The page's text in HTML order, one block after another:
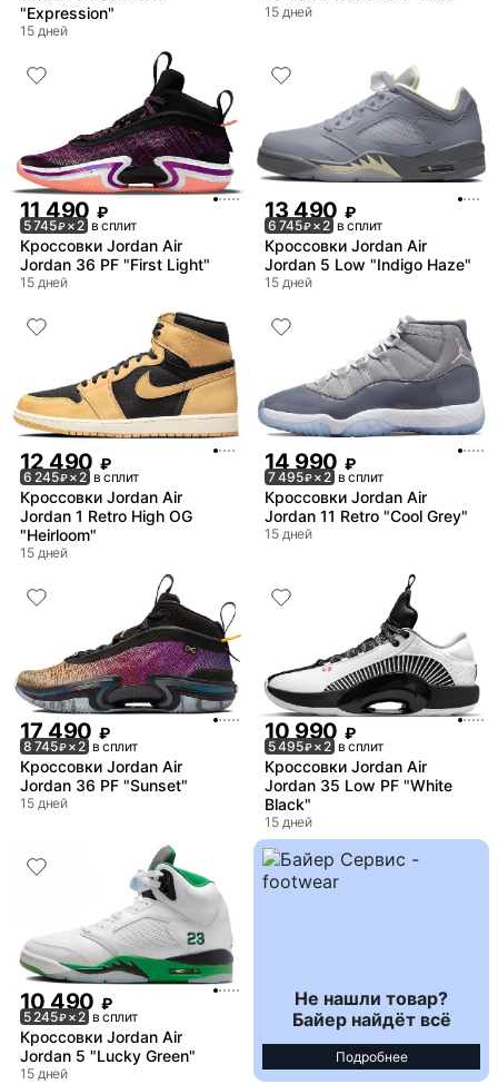
"Expression"
15 дней
15 дней
11 490 ₽
5 745₽× 2 в сплит
Кроссовки Jordan Air
Jordan 36 PF "First Light"
15 дней
13 490 ₽
6 745₽× 2 в сплит
Кроссовки Jordan Air
Jordan 5 Low "Indigo Haze"
15 дней
12 490 ₽
6 245₽× 2 в сплит
Кроссовки Jordan Air
Jordan 1 Retro High OG
"Heirloom"
15 дней
14 990 ₽
7 495₽× 2 в сплит
Кроссовки Jordan Air
Jordan 11 Retro "Cool Grey"
15 дней
17 490 ₽
8 745₽× 2 в сплит
Кроссовки Jordan Air
Jordan 36 PF "Sunset"
15 дней
10 990 ₽
5 495₽× 2 в сплит
Кроссовки Jordan Air
Jordan 35 Low PF "White
Black"
15 дней
10 490 ₽
5 245₽× 2 в сплит
Кроссовки Jordan Air
Jordan 5 "Lucky Green"
15 дней
Не нашли товар?
Байер найдёт всё
Подробнее